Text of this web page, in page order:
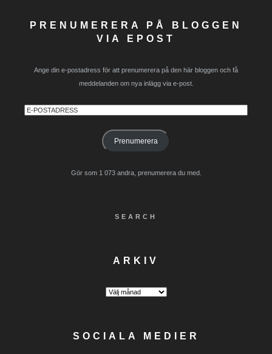
PRENUMERERA PÅ BLOGGEN
VIA EPOST
Ange din e-postadress för att prenumerera på den här bloggen och få
meddelanden om nya inlägg via e-post.
E-
Prenumerera
Gör som 1 073 andra, prenumerera du med.
SEARCH
ARKIV
Arkiv
SOCIALA MEDIER